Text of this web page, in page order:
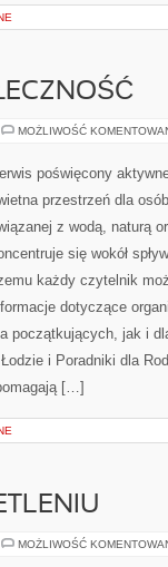
MOŻLIWOŚĆ
poświęcony
przestrzeń dla
z wodą, naturą
się wokół
każdy czytelnik
dotyczące
początkujących, jak i
i Poradniki dla
[…]
MOŻLIWOŚĆ